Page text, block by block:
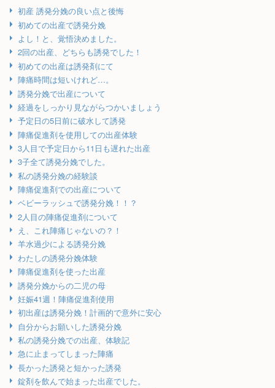
初産 誘発分娩の良い点と後悔
初めての出産で誘発分娩
よし！と、覚悟決めました。
2回の出産、どちらも誘発でした！
初めての出産は誘発剤にて
陣痛時間は短いけれど…。
誘発分娩で出産について
経過をしっかり見ながらつかいましょう
予定日の5日前に破水して誘発
陣痛促進剤を使用しての出産体験
3人目で予定日から11日も遅れた出産
3子全て誘発分娩でした。
私の誘発分娩の経験談
陣痛促進剤での出産について
ベビーラッシュで誘発分娩！！？
2人目の陣痛促進剤について
え、これ陣痛じゃないの？！
羊水過少による誘発分娩
わたしの誘発分娩体験
陣痛促進剤を使った出産
誘発分娩からの二児の母
妊娠41週！陣痛促進剤使用
初出産は誘発分娩！計画的で意外に安心
自分からお願いした誘発分娩
私の誘発分娩での出産、体験記
急に止まってしまった陣痛
長かった誘発と短かった誘発
錠剤を飲んで始まった出産でした。